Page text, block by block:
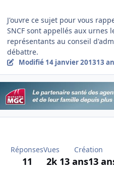
J'ouvre ce sujet pour vous
SNCF sont appellés aux urnes
représentants au conseil
débattre.
Modifié 14 janvier 201313
Réponses
11
Vues
2k
Création
13 ans13